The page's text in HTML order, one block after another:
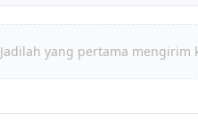
yang pertama mengirim